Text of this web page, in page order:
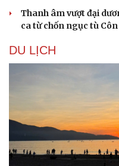
Thanh âm vượt đại
ca từ chốn ngục tù
DU LỊCH